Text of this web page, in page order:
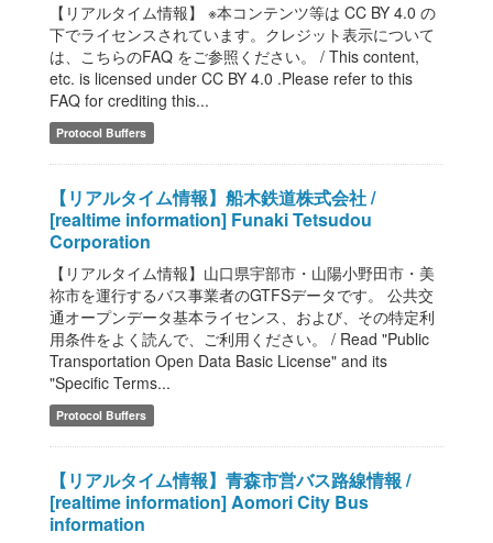
【リアルタイム情報】 ※本コンテンツ等は CC BY 4.0 の
下でライセンスされています。クレジット表示について
は、こちらのFAQ をご参照ください。 / This content,
etc. is licensed under CC BY 4.0 .Please refer to this
FAQ for crediting this...
Protocol Buffers
【リアルタイム情報】船木鉄道株式会社 /
[realtime information] Funaki Tetsudou
Corporation
【リアルタイム情報】山口県宇部市・山陽小野田市・美
祢市を運行するバス事業者のGTFSデータです。 公共交
通オープンデータ基本ライセンス、および、その特定利
用条件をよく読んで、ご利用ください。 / Read "Public
Transportation Open Data Basic License" and its
"Specific Terms...
Protocol Buffers
【リアルタイム情報】青森市営バス路線情報 /
[realtime information] Aomori City Bus
information